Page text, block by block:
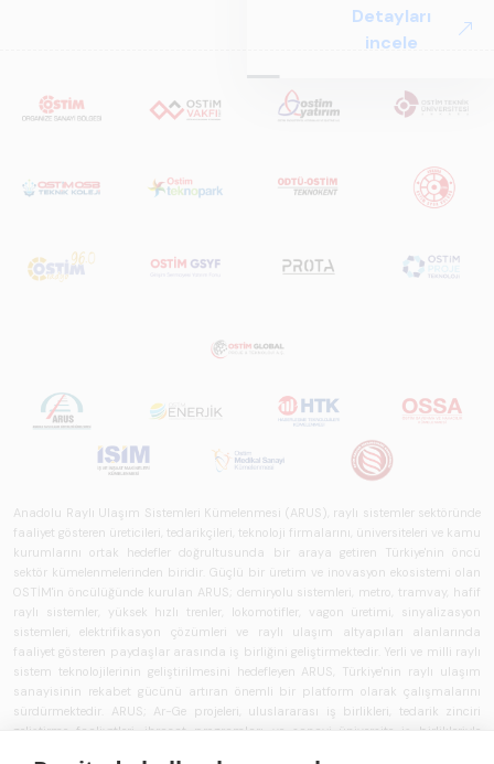
Perspektif ARUS
tarafından
Sistemlerde Ulusal
Raporu 2025",
Türkiye ve dünya
sistemler
sektörünü teknoloji
açısından kapsamlı
bir referans
çalışmasıdır.
Detayları
incele
Anadolu Raylı Ulaşım Sistemleri Kümelenmesi (ARUS), raylı sistemler sektöründe
faaliyet gösteren üreticileri, tedarikçileri, teknoloji firmalarını, üniversiteleri ve kamu
kurumlarını ortak hedefler doğrultusunda bir araya getiren Türkiye'nin öncü
sektör kümelenmelerinden biridir. Güçlü bir üretim ve inovasyon ekosistemi olan
OSTİM'in öncülüğünde kurulan ARUS; demiryolu sistemleri, metro, tramvay, hafif
raylı sistemler, yüksek hızlı trenler, lokomotifler, vagon üretimi, sinyalizasyon
sistemleri, elektrifikasyon çözümleri ve raylı ulaşım altyapıları alanlarında
faaliyet gösteren paydaşlar arasında iş birliğini geliştirmektedir. Yerli ve milli raylı
sistem teknolojilerinin geliştirilmesini hedefleyen ARUS, Türkiye'nin raylı ulaşım
sanayisinin rekabet gücünü artıran önemli bir platform olarak çalışmalarını
sürdürmektedir. ARUS; Ar-Ge projeleri, uluslararası iş birlikleri, tedarik zinciri
geliştirme faaliyetleri, ihracat programları ve sanayi-üniversite iş birlikleriyle